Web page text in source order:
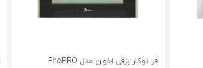
فر توکار برقی اخوان مدل F25PRO